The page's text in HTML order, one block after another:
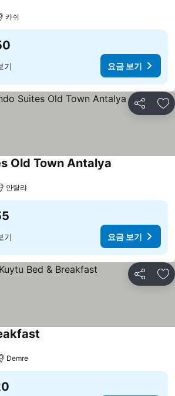
카쉬
기 요금 보기
공유 즐
Old Town Antalya
안탈랴
기 요금 보기
공유 즐
Demre